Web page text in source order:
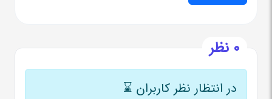
0 نظر
در انتظار نظر کاربران ⌛